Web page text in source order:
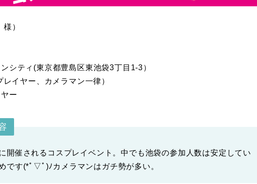
様）
シティ(東京都豊島区東池袋3丁目1-3）
イヤー、カメラマン一律）
ー
開催されるコスプレイベント。中でも池袋の参加人数は安定してい
です(*ﾟ▽ﾟ)ﾉカメラマンはガチ勢が多い。